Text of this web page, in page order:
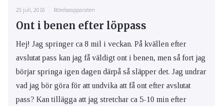
25 juli, 2016 Rörelseapparaten
Ont i benen efter löppass
Hej! Jag springer ca 8 mil i veckan. På kvällen efter
avslutat pass kan jag få väldigt ont i benen, men så fort jag
börjar springa igen dagen därpå så släpper det. Jag undrar
vad jag bör göra för att undvika att få ont efter avslutat
pass? Kan tillägga att jag stretchar ca 5-10 min efter